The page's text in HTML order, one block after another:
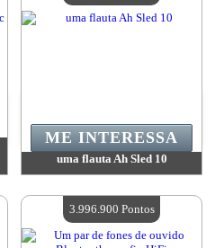
uma flauta Ah Sled 10
Quantidade disponível:4
ME INTERESSA
3.996.900 Pontos